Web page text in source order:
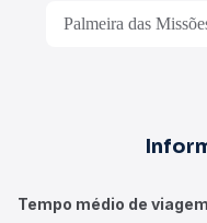
Palmeira das
Tempo médio de viagem